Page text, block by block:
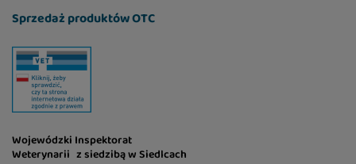
(źródło fruktooligosacharydów, 0,0163%),
ekstrakt z chrząstki (źródło chondroityny,
0,014%), drożdże piwne (źródło
mannanooligosacharydów, 0,013%), Jukka
Mojave (0,0085%).
Sprzedaż produktów OTC
Wojewódzki Inspektorat
Weterynarii z siedzibą w Siedlcach